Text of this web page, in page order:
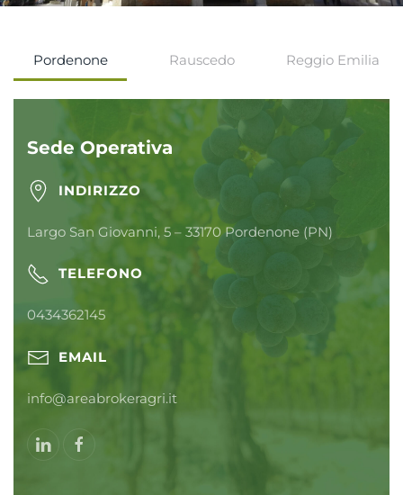
Pordenone Rauscedo Reggio Emilia
Sede Operativa
INDIRIZZO
Largo San Giovanni, 5 – 33170 Pordenone (PN)
TELEFONO
0434362145
EMAIL
info@areabrokeragri.it